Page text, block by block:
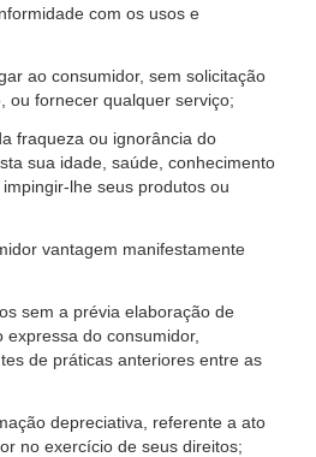
com os usos e
ao consumidor, sem solicitação
ou fornecer qualquer serviço;
fraqueza ou ignorância do
sua idade, saúde, conhecimento
lhe seus produtos ou
vantagem manifestamente
sem a prévia elaboração de
do consumidor,
de práticas anteriores entre as
depreciativa, referente a ato
no exercício de seus direitos;